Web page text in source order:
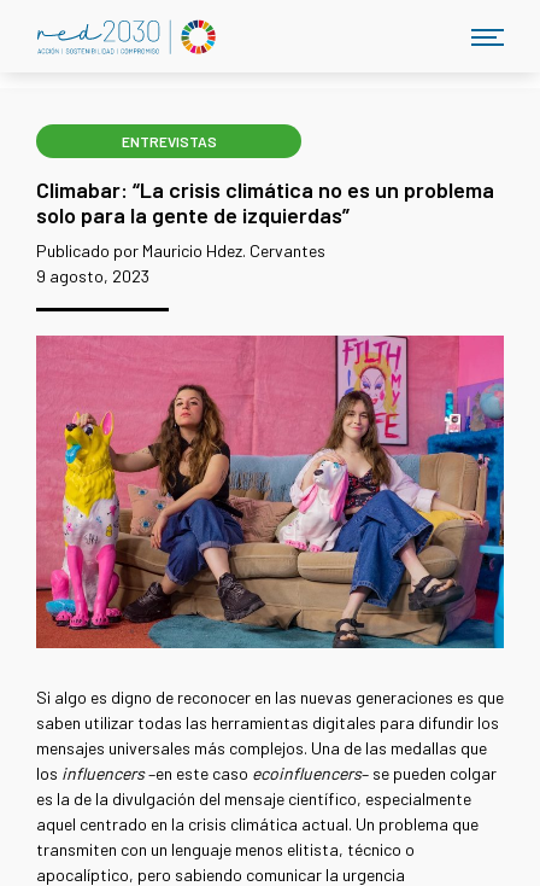
ENTREVISTAS
Climabar: “La crisis climática no es un problema
solo para la gente de izquierdas”
Publicado por Mauricio Hdez. Cervantes
9 agosto, 2023
Si algo es digno de reconocer en las nuevas generaciones es que
saben utilizar todas las herramientas digitales para difundir los
mensajes universales más complejos. Una de las medallas que
los influencers–en este caso ecoinfluencers– se pueden colgar
es la de la divulgación del mensaje científico, especialmente
aquel centrado en la crisis climática actual. Un problema que
transmiten con un lenguaje menos elitista, técnico o
apocalíptico, pero sabiendo comunicar la urgencia